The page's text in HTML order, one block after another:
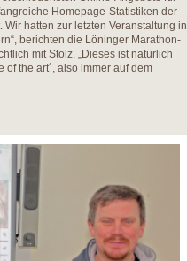
Homepage-Statistiken der
hatten zur letzten Veranstaltung in
berichten die Löninger Marathon-
mit Stolz. „Dieses ist natürlich
the art´, also immer auf dem